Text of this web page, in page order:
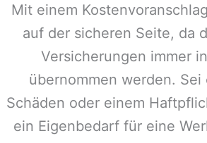
Mit einem
auf der sicheren Seite, da
Versicherungen immer
übernommen werden. Sei
Schäden oder einem
ein Eigenbedarf für eine